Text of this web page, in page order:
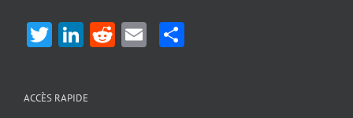
Twitter
LinkedIn
Reddit
Email
ACCÈS RAPIDE